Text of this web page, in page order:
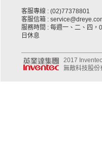
客服專線 : (02)77378801
客服信箱 :
服務時間 : 每週一、二、四
日休息
2017
無敵科技股份